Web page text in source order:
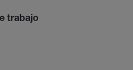
trabajo